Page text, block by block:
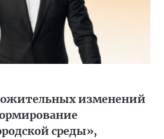
изменений
среды»,